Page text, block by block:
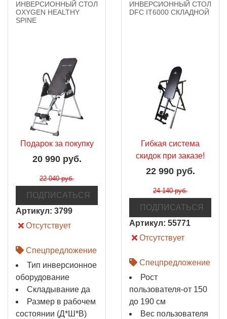
ИНВЕРСИОННЫЙ СТОЛ
OXYGEN HEALTHY
SPINE
Подарок за покупку
20 990 руб.
22 040 руб.
ПОДПИСАТЬСЯ
Артикул: 3799
Отсутствует
Спецпредложение
Тип инверсионное
оборудование
Складывание да
Размер в рабочем
состоянии (Д*Ш*В)
ИНВЕРСИОННЫЙ СТОЛ
DFC IT6000 СКЛАДНОЙ
Гибкая система
скидок при заказе!
22 990 руб.
24 140 руб.
ПОДПИСАТЬСЯ
Артикул: 55771
Отсутствует
Спецпредложение
Рост
пользователя-от 150
до 190 см
Вес пользователя